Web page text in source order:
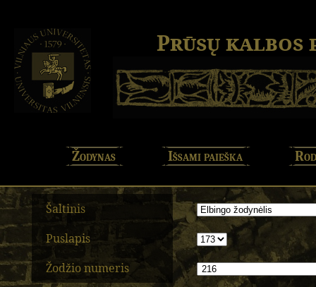
Prūsų kalbos
Žodynas Išsami paieška
Šaltinis
Puslapis
Žodžio numeris